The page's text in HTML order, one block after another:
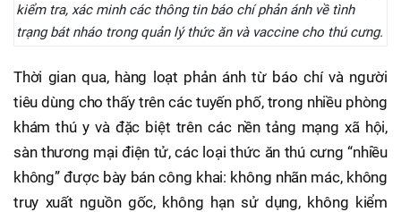
kiểm tra, xác minh các thông tin báo chí phản ánh về tình
trạng bát nháo trong quản lý thức ăn và vaccine cho thú cưng.
Thời gian qua, hàng loạt phản ánh từ báo chí và người
tiêu dùng cho thấy trên các tuyến phố, trong nhiều phòng
khám thú y và đặc biệt trên các nền tảng mạng xã hội,
sàn thương mại điện tử, các loại thức ăn thú cưng “nhiều
không” được bày bán công khai: không nhãn mác, không
truy xuất nguồn gốc, không hạn sử dụng, không kiểm